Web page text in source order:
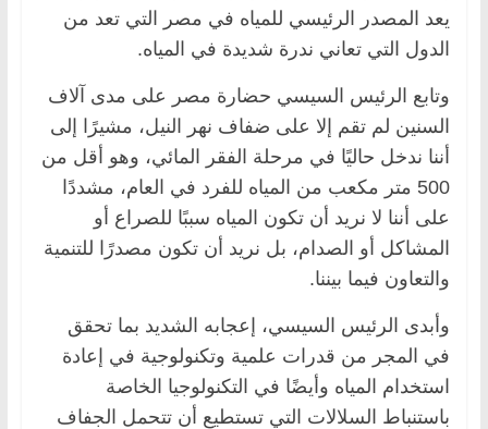
يعد المصدر الرئيسي للمياه في مصر التي تعد من
الدول التي تعاني ندرة شديدة في المياه.
وتابع الرئيس السيسي حضارة مصر على مدى آلاف
السنين لم تقم إلا على ضفاف نهر النيل، مشيرًا إلى
أننا ندخل حاليًا في مرحلة الفقر المائي، وهو أقل من
500 متر مكعب من المياه للفرد في العام، مشددًا
على أننا لا نريد أن تكون المياه سببًا للصراع أو
المشاكل أو الصدام، بل نريد أن تكون مصدرًا للتنمية
والتعاون فيما بيننا.
وأبدى الرئيس السيسي، إعجابه الشديد بما تحقق
في المجر من قدرات علمية وتكنولوجية في إعادة
استخدام المياه وأيضًا في التكنولوجيا الخاصة
باستنباط السلالات التي تستطيع أن تتحمل الجفاف